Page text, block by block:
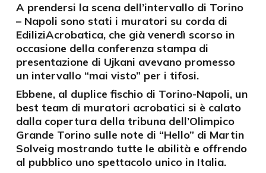
A prendersi la scena dell’intervallo di Torino
– Napoli sono stati i muratori su corda di
EdiliziAcrobatica, che già venerdì scorso in
occasione della conferenza stampa di
presentazione di Ujkani avevano promesso
un intervallo “mai visto” per i tifosi.
Ebbene, al duplice fischio di Torino-Napoli, un
best team di muratori acrobatici si è calato
dalla copertura della tribuna dell’Olimpico
Grande Torino sulle note di “Hello” di Martin
Solveig mostrando tutte le abilità e offrendo
al pubblico uno spettacolo unico in Italia.